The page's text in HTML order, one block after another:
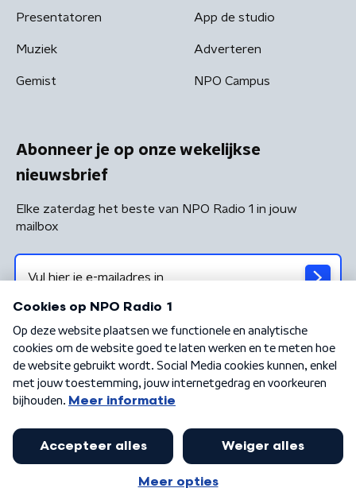
Presentatoren
Muziek
Gemist
App de studio
Adverteren
NPO Campus
Abonneer je op onze wekelijkse
nieuwsbrief
Elke zaterdag het beste van NPO Radio 1 in jouw
mailbox
Algemene voorwaarden